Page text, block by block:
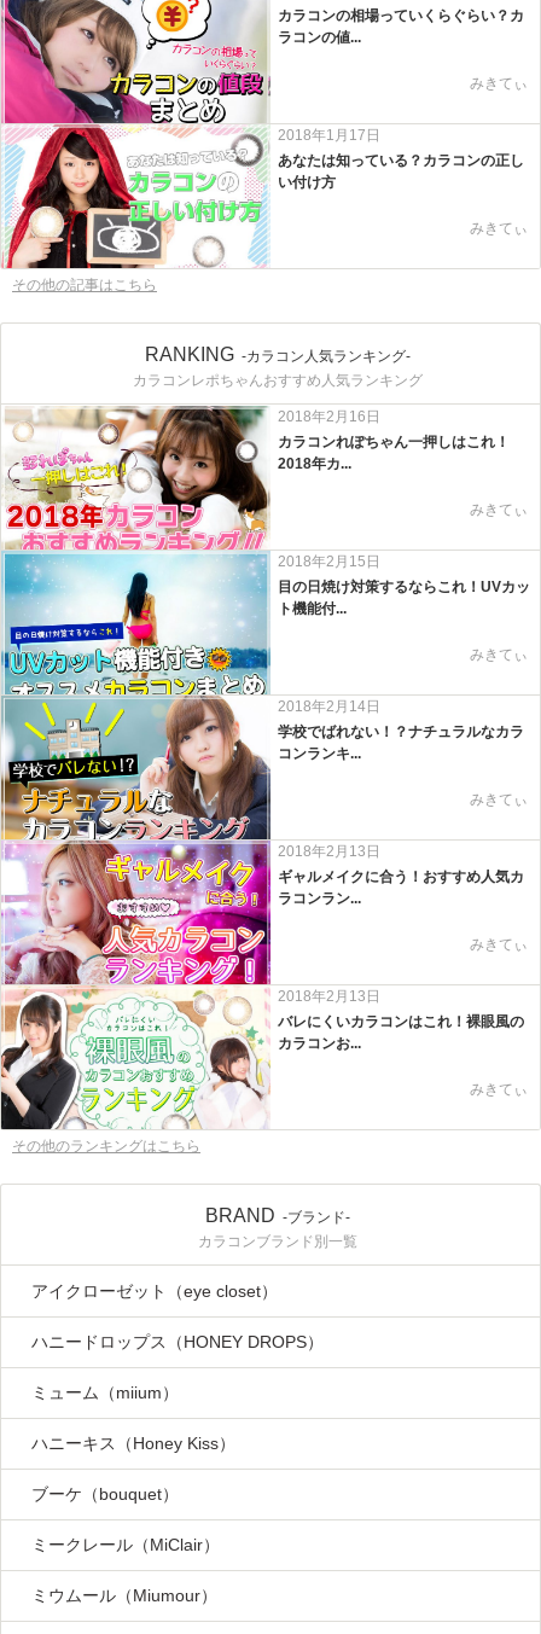
カラコンの相場っていくらぐらい？カ
ラコンの値...
みきてぃ
2018年1月17日
あなたは知っている？カラコンの正し
い付け方
みきてぃ
その他の記事はこちら
RANKING -カラコン人気ランキング-
カラコンレポちゃんおすすめ人気ランキング
2018年2月16日
カラコンれぽちゃん一押しはこれ！
2018年カ...
みきてぃ
2018年2月15日
目の日焼け対策するならこれ！UVカッ
ト機能付...
みきてぃ
2018年2月14日
学校でばれない！？ナチュラルなカラ
コンランキ...
みきてぃ
2018年2月13日
ギャルメイクに合う！おすすめ人気カ
ラコンラン...
みきてぃ
2018年2月13日
バレにくいカラコンはこれ！裸眼風の
カラコンお...
みきてぃ
その他のランキングはこちら
BRAND -ブランド-
カラコンブランド別一覧
アイクローゼット（eye closet）
ハニードロップス（HONEY DROPS）
ミューム（miium）
ハニーキス（Honey Kiss）
ブーケ（bouquet）
ミークレール（MiClair）
ミウムール（Miumour）